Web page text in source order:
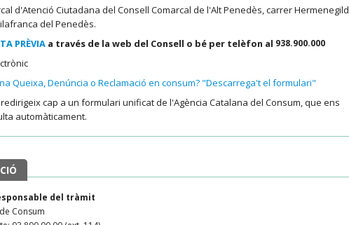
d'Atenció Ciutadana del Consell Comarcal de l'Alt Penedès, carrer Hermenegild
del Penedès.
PRÈVIA a través de la web del Consell o bé per telèfon al 938.900.000
Queixa, Denúncia o Reclamació en consum? "Descarrega't el formulari"
cap a un formulari unificat de l'Agència Catalana del Consum, que ens
automàticament.
del tràmit
Consum